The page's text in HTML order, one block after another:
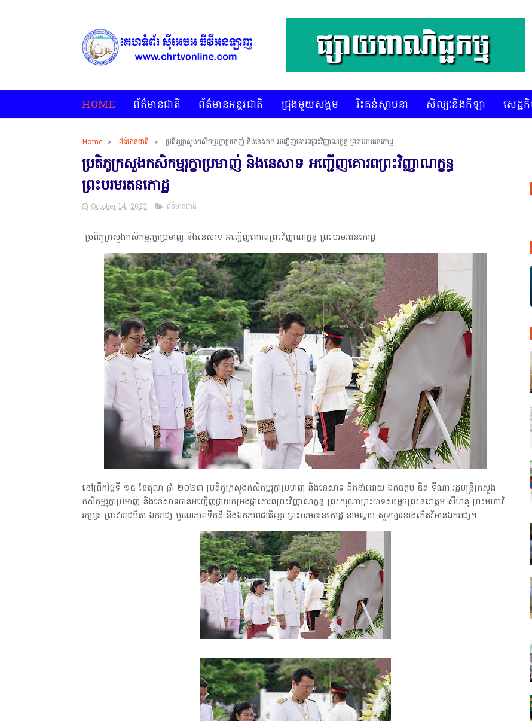
HOME ព័ត៌មានជាតិ ព័ត៌មានអន្តរជាតិ ជ្រុងមួយសង្គម រិះគន់ស្ថាបនា សិល្បៈនិងកីឡា សេដ្ឋកិ
Home > ព័ត៌មានជាតិ > ប្រតិភូក្រសួងកសិកម្មរុក្ខាប្រមាញ់ និងនេសាទ អញ្ជើញគោរពព្រះវិញ្ញាណក្ខន្ធ ព្រះបរមរតនកោដ្ឋ
ប្រតិភូក្រសួងកសិកម្មរុក្ខាប្រមាញ់ និងនេសាទ អញ្ជើញគោរពព្រះវិញ្ញាណក្ខន្ធ
ព្រះបរមរតនកោដ្ឋ
October 14, 2023 ព័ត៌មានជាតិ
ប្រតិភូក្រសួងកសិកម្មរុក្ខាប្រមាញ់ និងនេសាទ អញ្ជើញគោរពព្រះវិញ្ញាណក្ខន្ធ ព្រះបរមរតនកោដ្ឋ
នៅព្រឹកថ្ងៃទី ១៥ ខែតុលា ឆ្នាំ ២០២៣ ប្រតិភូក្រសួងកសិកម្មរុក្ខាប្រមាញ់ និងនេសាទ ដឹកនាំដោយ ឯកឧត្តម ឌិត ទីណា រដ្ឋមន្ត្រីក្រសួង
កសិកម្មរុក្ខាប្រមាញ់ និងនេសាទបានអញ្ជើញថ្វាយកម្រងផ្កាគោរពព្រះវិញ្ញាណក្ខន្ធ ព្រះករុណាព្រះបាទសម្តេចព្រះនរោត្តម សីហនុ ព្រះមហាវិ
រក្សត្រ ព្រះវររាជបិតា ឯករាជ្យ បូរណភាពទឹកដី និងឯកភាពជាតិខ្មេរ ព្រះបរមរតនកោដ្ឋ នាមណ្ឌប សួនច្បារខាងកើតវិមានឯករាជ្យ។
* គេហទំព័រ ស៊ីអេចអធីវីអនឡាញ ជាព័ត៌មានពិត រហ័ស អព្យាក្រឹត និ